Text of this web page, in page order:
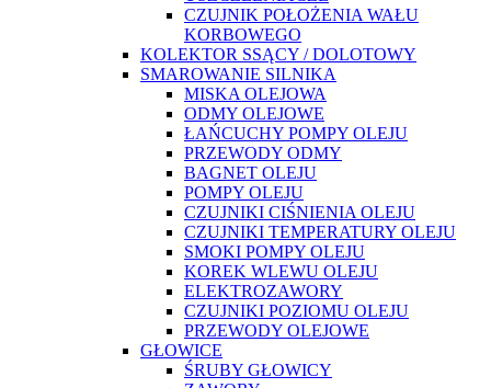
CZUJNIK POŁOŻENIA WAŁU
KORBOWEGO
KOLEKTOR SSĄCY / DOLOTOWY
SMAROWANIE SILNIKA
MISKA OLEJOWA
ODMY OLEJOWE
ŁAŃCUCHY POMPY OLEJU
PRZEWODY ODMY
BAGNET OLEJU
POMPY OLEJU
CZUJNIKI CIŚNIENIA OLEJU
CZUJNIKI TEMPERATURY OLEJU
SMOKI POMPY OLEJU
KOREK WLEWU OLEJU
ELEKTROZAWORY
CZUJNIKI POZIOMU OLEJU
PRZEWODY OLEJOWE
GŁOWICE
ŚRUBY GŁOWICY